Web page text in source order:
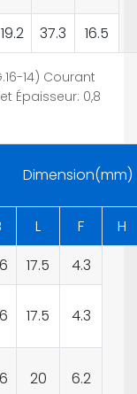
19.2 37.3 16.5
14) Courant
Épaisseur: 0,8
Dimension(mm)
L F
H
17.5 4.3
17.5 4.3
20 6.2